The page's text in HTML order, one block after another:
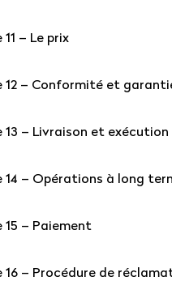
– Le prix
12 – Conformité et
13 – Livraison et exécution
14 – Opérations à long
15 – Paiement
16 – Procédure de